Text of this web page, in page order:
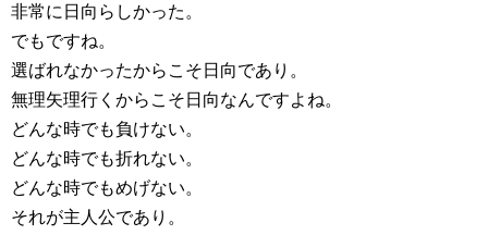
非常に日向らしかった。
でもですね。
選ばれなかったからこそ日向であり。
無理矢理行くからこそ日向なんですよね。
どんな時でも負けない。
どんな時でも折れない。
どんな時でもめげない。
それが主人公であり。